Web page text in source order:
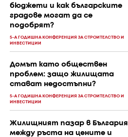
бюджети и как българските
градове могат да се
подобрят?
5-А ГОДИШНА КОНФЕРЕНЦИЯ ЗА СТРОИТЕЛСТВО И
ИНВЕСТИЦИИ
Домът като обществен
проблем: защо жилищата
стават недостъпни?
5-А ГОДИШНА КОНФЕРЕНЦИЯ ЗА СТРОИТЕЛСТВО И
ИНВЕСТИЦИИ
Жилищният пазар в България
между ръста на цените и